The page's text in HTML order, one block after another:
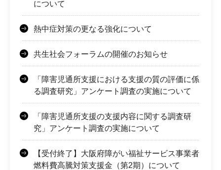
について
熱中症対策の更なる強化について
共生社会フォーラムの開催のお知らせ
「障害児通所支援における支援の質の評価に係
る調査研究」アンケート調査の実施について
「障害児通所支援の支援内容に関する調査研
究」アンケート調査の実施について
【受付終了】大阪府障がい福祉サービス事業者
燃料費高騰対策支援金（第2期）について